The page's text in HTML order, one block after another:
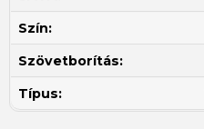
Szín:
Szövetborítás:
Típus: